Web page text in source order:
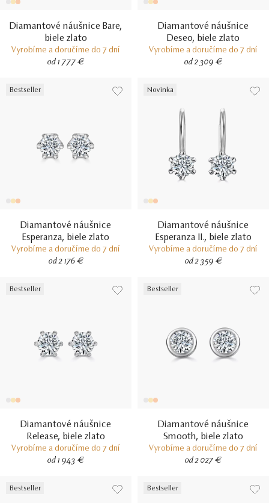
Diamantové náušnice Bare,
biele zlato
Vyrobíme a doručíme do 7 dní
od 1 777 €
Diamantové náušnice
Deseo, biele zlato
Vyrobíme a doručíme do 7 dní
od 2 309 €
Bestseller
Diamantové náušnice
Esperanza, biele zlato
Vyrobíme a doručíme do 7 dní
od 2 176 €
Novinka
Diamantové náušnice
Esperanza II., biele zlato
Vyrobíme a doručíme do 7 dní
od 2 359 €
Bestseller
Diamantové náušnice
Release, biele zlato
Vyrobíme a doručíme do 7 dní
od 1 943 €
Bestseller
Diamantové náušnice
Smooth, biele zlato
Vyrobíme a doručíme do 7 dní
od 2 027 €
Bestseller Bestseller